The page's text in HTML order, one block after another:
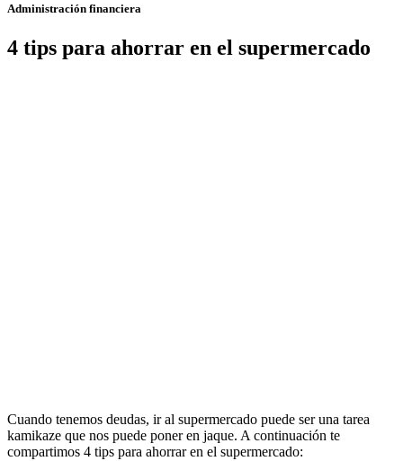
Administración financiera
4 tips para ahorrar en el supermercado
Cuando tenemos deudas, ir al supermercado puede ser una tarea
kamikaze que nos puede poner en jaque. A continuación te
compartimos 4 tips para ahorrar en el supermercado: